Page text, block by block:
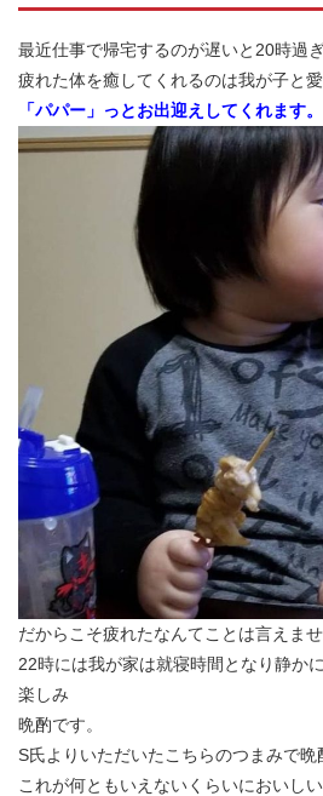
最近仕事で帰宅するのが遅いと20時過ぎ
疲れた体を癒してくれるのは我が子と愛
「パパー」っとお出迎えしてくれます
だからこそ疲れたなんてことは言えませ
22時には我が家は就寝時間となり静か
楽しみ
晩酌です。
S氏よりいただいたこちらのつまみで
これが何ともいえないくらいにおいしい